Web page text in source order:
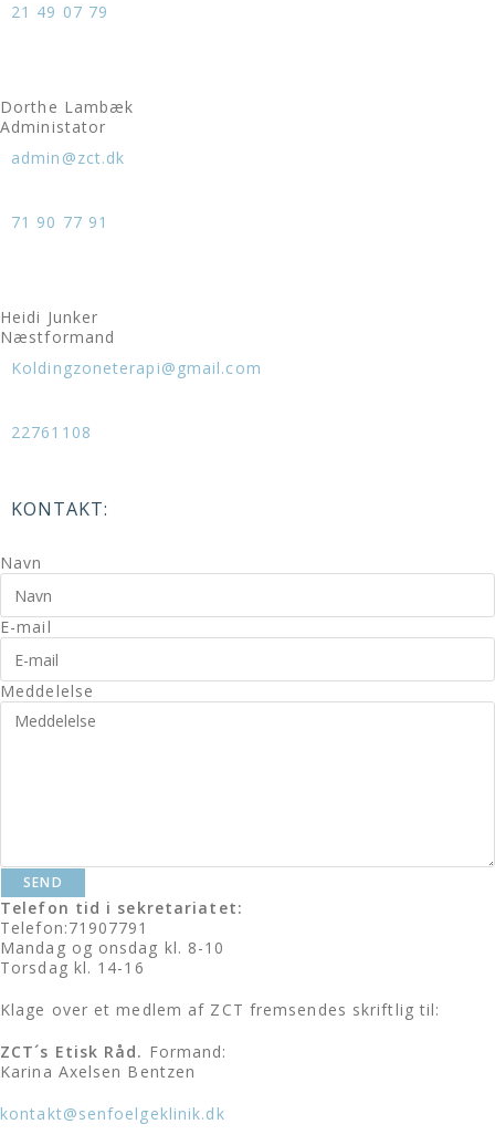
21 49 07 79
Dorthe Lambæk
Administator
admin@zct.dk
71 90 77 91
Heidi Junker
Næstformand
Koldingzoneterapi@gmail.com
22761108
KONTAKT:
Navn
E-mail
Meddelelse
SEND
Telefon tid i sekretariatet:
Telefon:71907791
Mandag og onsdag kl. 8-10
Torsdag kl. 14-16
Klage over et medlem af ZCT fremsendes skriftlig til:
ZCT´s Etisk Råd. Formand:
Karina Axelsen Bentzen
kontakt@senfoelgeklinik.dk